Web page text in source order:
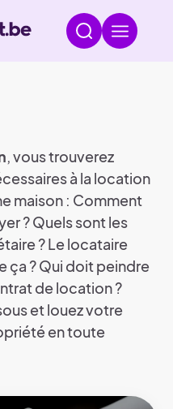
, vous trouverez
à la location
maison : Comment
? Quels sont les
? Le locataire
? Qui doit peindre
de location ?
et louez votre
en toute